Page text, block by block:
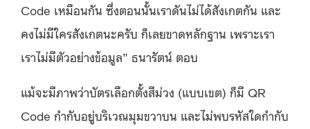
Code เหมือนกัน ซึ่งตอนนั้นเราดันไม่ได้สังเกตกัน และ
คงไม่มีใครสังเกตนะครับ ก็เลยขาดหลักฐาน เพราะเรา
เราไม่มีตัวอย่างข้อมูล” ธนารัตน์ ตอบ
แม้จะมีภาพว่าบัตรเลือกตั้งสีม่วง (แบบเขต) ก็มี QR
Code กำกับอยู่บริเวณมุมขวาบน และไม่พบรหัสใดกำกับ